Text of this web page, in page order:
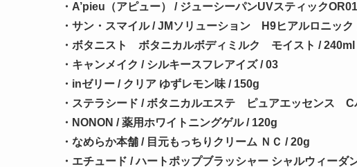
・A’pieu（アピュー） / ジューシーパンUVスティック
・サン・スマイル / JMソリューション H9ヒアルロニッ
・ボタニスト ボタニカルボディミルク モイスト / 240ml
・キャンメイク / シルキースフレアイズ / 03
・inゼリー / クリア ゆずレモン味 / 150g
・ステラシード / ボタニカルエステ ピュアエッセンス
・NONON / 薬用ホワイトニングゲル / 120g
・なめらか本舗 / 目元もっちりクリーム ＮＣ / 20g
・エチュード / ハートポップブラッシャー シャルウィーダ